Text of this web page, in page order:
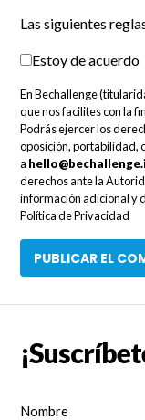
Las siguientes
Estoy de acuerdo
En Bechallenge
que nos facilites con la
Podrás ejercer los
oposición, portabilidad,
a
derechos ante la
información adicional y
Política de Privacidad
Nombre